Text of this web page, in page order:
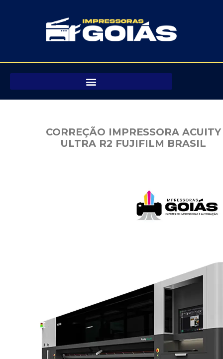
conteúdo
CORREÇÃO IMPRESSORA ACUITY
ULTRA R2 FUJIFILM BRASIL